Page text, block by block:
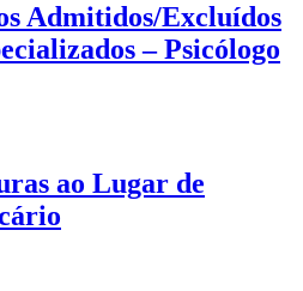
Admitidos/Excluídos
– Psicólogo
ao Lugar de